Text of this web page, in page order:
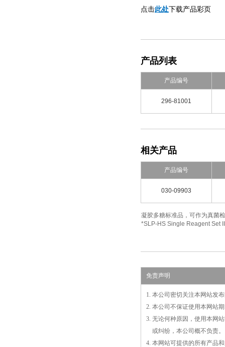
点击此处下载产品彩页
产品列表
产品编号
296-81001
相关产品
产品编号
030-09903
凝胶多糖标准品，可作为真菌
*SLP-HS Single Reagent Set
免责声明
1. 本公司密切关注本网站发
2. 本公司不保证使用本网站
3. 无论何种原因，使用本网
或纠纷，本公司概不负责。
4. 本网站可提供的所有产品